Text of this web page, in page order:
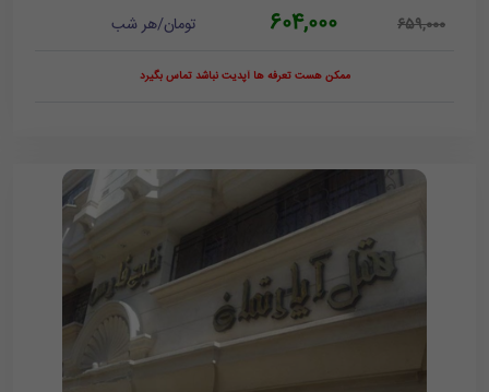
659,000
604,000 تومان/هر شب
ممکن هست تعرفه ها آپدیت نباشد تماس بگیرد